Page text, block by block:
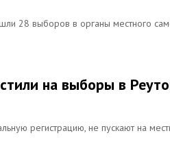
28 выборов в органы местного
на выборы в
регистрацию, не пускают на